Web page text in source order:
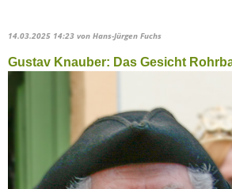
14.03.2025 14:23 von Hans-Jürgen Fuchs
Gustav Knauber: Das Gesicht